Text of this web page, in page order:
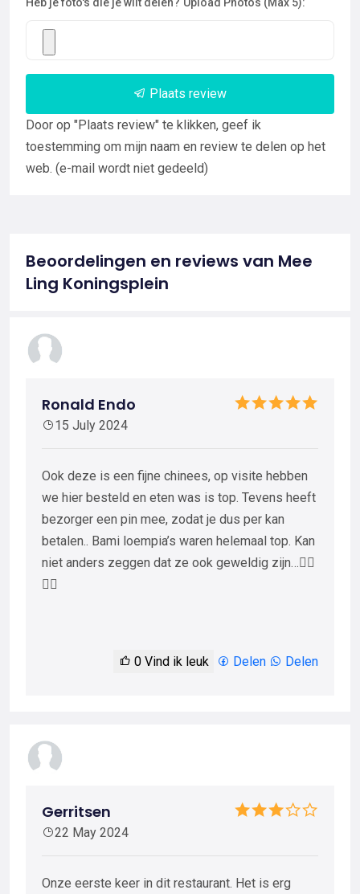
Plaats review
Door op "Plaats review" te klikken, geef ik
toestemming om mijn naam en review te delen op het
web. (e-mail wordt niet gedeeld)
Beoordelingen en reviews van Mee
Ling Koningsplein
Ronald Endo
15 July 2024
Ook deze is een fijne chinees, op visite hebben
we hier besteld en eten was is top. Tevens heeft
bezorger een pin mee, zodat je dus per kan
betalen.. Bami loempia’s waren helemaal top. Kan
niet anders zeggen dat ze ook geweldig zijn…👍🏻
👍🏻
0 Vind ik leuk Delen Delen
Gerritsen
22 May 2024
Onze eerste keer in dit restaurant. Het is erg